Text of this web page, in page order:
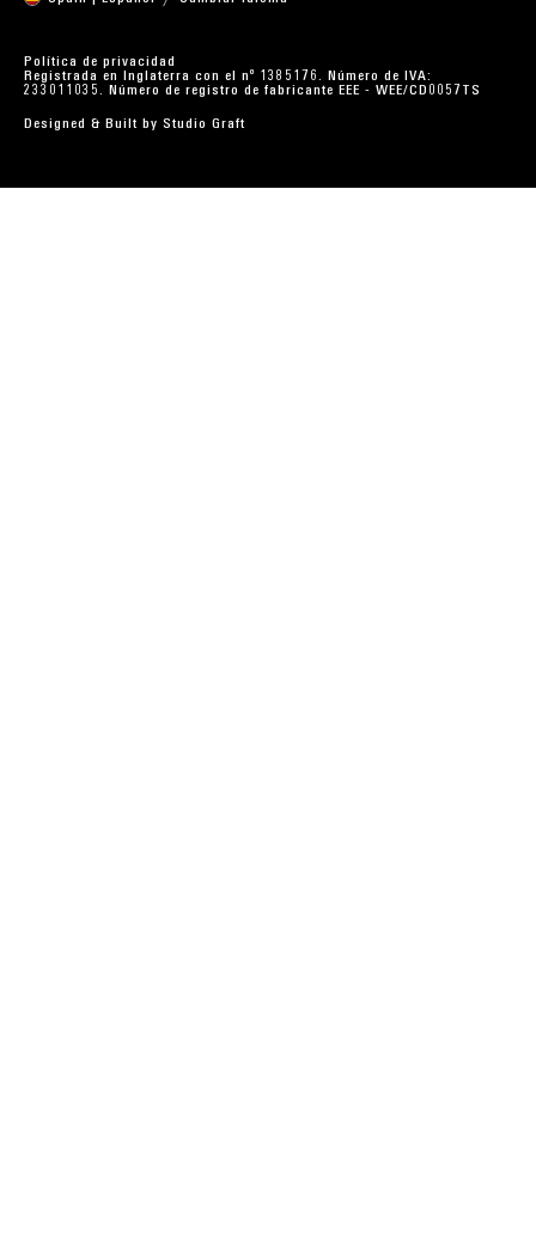
Política de privacidad
Registrada en Inglaterra con el nº 1385176. Número de IVA:
233011035. Número de registro de fabricante EEE - WEE/CD0057TS
Designed & Built by Studio Graft